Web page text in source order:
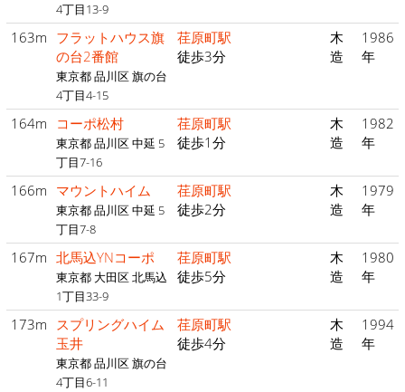
4丁目13-9
163m フラットハウス旗
の台2番館
東京都 品川区 旗の台
4丁目4-15
荏原町駅
徒歩3分
木
造
1986
年
164m コーポ松村
東京都 品川区 中延 5
丁目7-16
荏原町駅
徒歩1分
木
造
1982
年
166m マウントハイム
東京都 品川区 中延 5
丁目7-8
荏原町駅
徒歩2分
木
造
1979
年
167m 北馬込YNコーポ
東京都 大田区 北馬込
1丁目33-9
荏原町駅
徒歩5分
木
造
1980
年
173m スプリングハイム
玉井
東京都 品川区 旗の台
4丁目6-11
荏原町駅
徒歩4分
木
造
1994
年